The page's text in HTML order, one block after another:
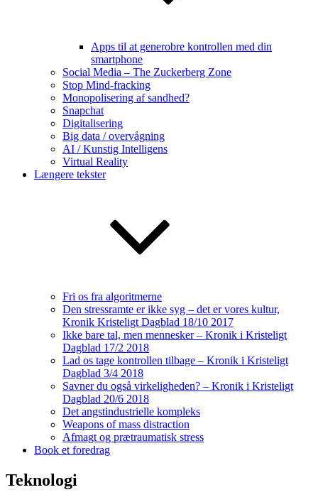
Apps til at generobre kontrollen med din
smartphone
Social Media – The Zuckerberg Zone
Stop Mind-fracking
Monopolisering af sandhed?
Snapchat
Digitalisering
Big data / overvågning
AI / Kunstig Intelligens
Virtual Reality
Længere tekster
Fri os fra algoritmerne
Den stressramte er ikke syg – det er vores kultur,
Kronik Kristeligt Dagblad 18/10 2017
Ikke bare tal, men mennesker – Kronik i Kristeligt
Dagblad 17/2 2018
Lad os tage kontrollen tilbage – Kronik i Kristeligt
Dagblad 3/4 2018
Savner du også virkeligheden? – Kronik i Kristeligt
Dagblad 20/6 2018
Det angstindustrielle kompleks
Weapons of mass distraction
Afmagt og prætraumatisk stress
Book et foredrag
Teknologi